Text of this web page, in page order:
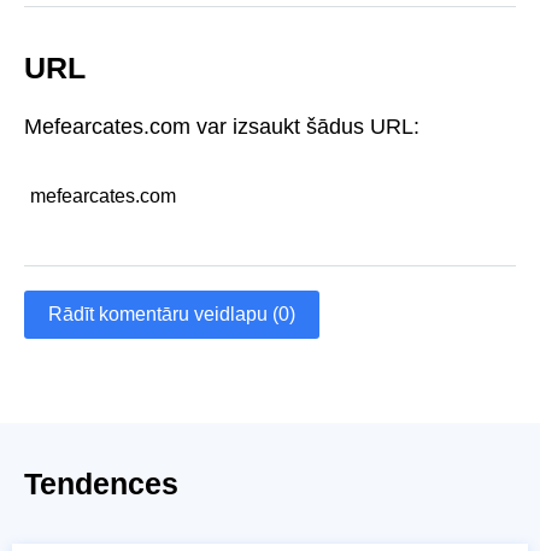
URL
Mefearcates.com var izsaukt šādus URL:
mefearcates.com
Rādīt komentāru veidlapu (0)
Tendences